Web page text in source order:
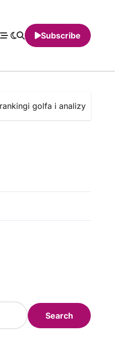
Subscribe
golfa i analizy